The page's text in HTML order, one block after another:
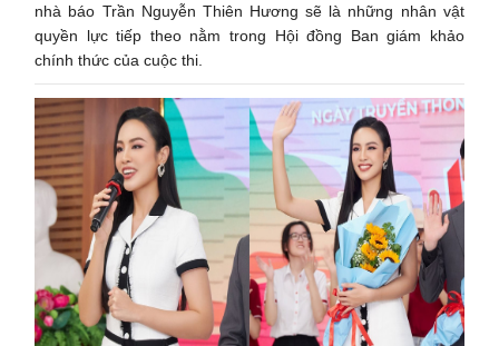
nhà báo Trần Nguyễn Thiên Hương sẽ là những nhân vật
quyền lực tiếp theo nằm trong Hội đồng Ban giám khảo
chính thức của cuộc thi.